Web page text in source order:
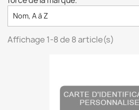
Nom, A à Z
Affichage 1-8 de 8 article(s)